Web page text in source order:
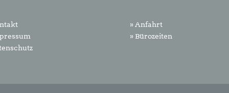
» Anfahrt
» Bürozeiten